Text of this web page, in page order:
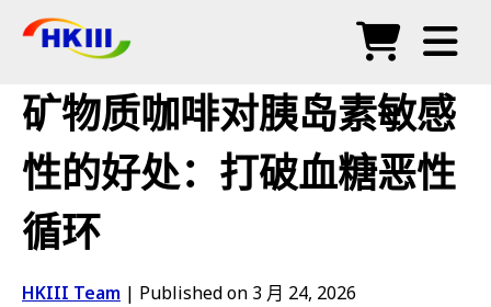
常见问题
博客
商店
矿物质咖啡对胰岛素敏感
性的好处：打破血糖恶性
循环
HKIII Team | Published on 3 月 24, 2026